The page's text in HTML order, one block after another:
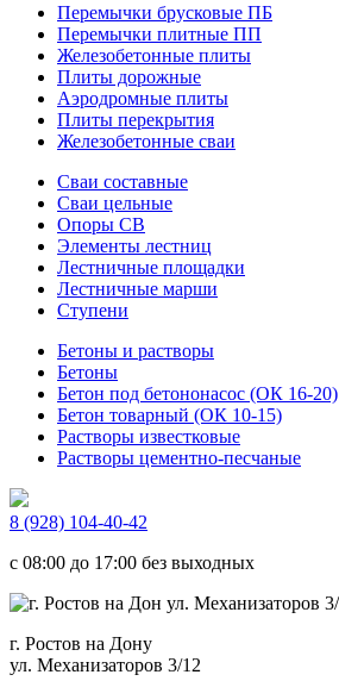
Перемычки брусковые ПБ
Перемычки плитные ПП
Железобетонные плиты
Плиты дорожные
Аэродромные плиты
Плиты перекрытия
Железобетонные сваи
Сваи составные
Сваи цельные
Опоры СВ
Элементы лестниц
Лестничные площадки
Лестничные марши
Ступени
Бетоны и растворы
Бетоны
Бетон под бетононасос (ОК 16-20)
Бетон товарный (ОК 10-15)
Растворы известковые
Растворы цементно-песчаные
8 (928) 104-40-42
c 08:00 до 17:00 без выходных
г. Ростов на Дону
ул. Механизаторов 3/12